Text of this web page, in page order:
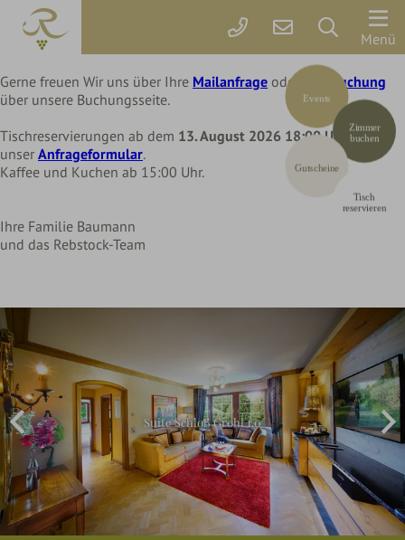
Liebe Rebstock Gäste,
wir machen eine kleine Pause im Hotel und Restaurant
bis Mittwoch, 12. August 2026
Gerne freuen Wir uns über Ihre Mailanfrage oder Ihre
Buchung
über unsere Buchungsseite.
Tischreservierungen ab dem 13. August 2026 18:00 Uhr über
unser Anfrageformular.
Kaffee und Kuchen ab 15:00 Uhr.
Ihre Familie Baumann
und das Rebstock-Team
Menü
Suite Schloß Grohl 1.0
Events
Zimmer
buchen
Gutscheine
Tisch
reservieren
Der
Rebstock
&
Preise
buchen
Wohlfühlleistungen
Restplatzbörse
Arrangements
parkSPA